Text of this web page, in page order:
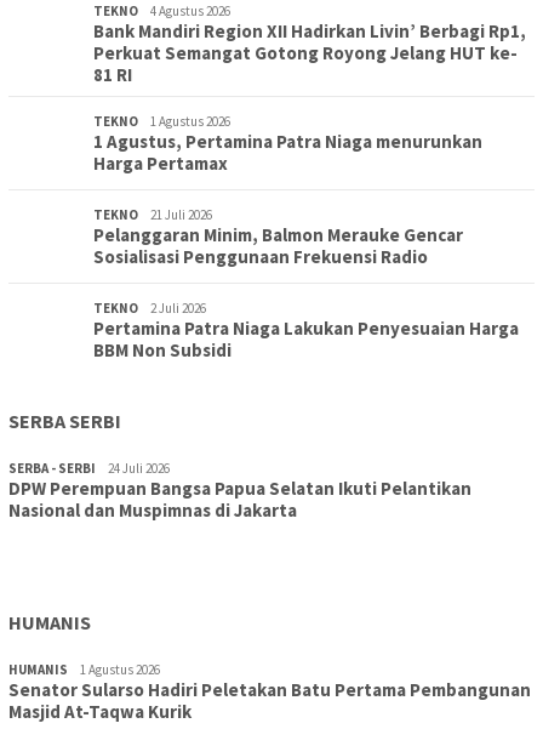
TEKNO 4 Agustus 2026
Bank Mandiri Region XII Hadirkan Livin’ Berbagi Rp1,
Perkuat Semangat Gotong Royong Jelang HUT ke-
81 RI
TEKNO 1 Agustus 2026
1 Agustus, Pertamina Patra Niaga menurunkan
Harga Pertamax
TEKNO 21 Juli 2026
Pelanggaran Minim, Balmon Merauke Gencar
Sosialisasi Penggunaan Frekuensi Radio
TEKNO 2 Juli 2026
Pertamina Patra Niaga Lakukan Penyesuaian Harga
BBM Non Subsidi
SERBA SERBI
SERBA - SERBI 24 Juli 2026
DPW Perempuan Bangsa Papua Selatan Ikuti Pelantikan
Nasional dan Muspimnas di Jakarta
TOPIK 30 Juli 2026
Wujudkan Sekolah Adiwiyata:SD Inpres Polder Merauke
HUMANIS
HUMANIS 1 Agustus 2026
Senator Sularso Hadiri Peletakan Batu Pertama Pembangunan
Masjid At-Taqwa Kurik